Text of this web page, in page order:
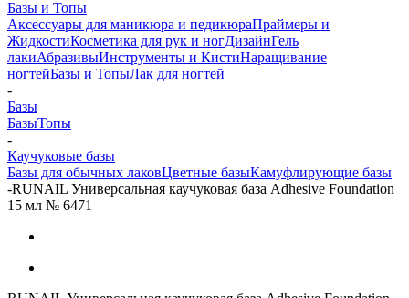
Базы и Топы
Аксессуары для маникюра и педикюраПраймеры и
ЖидкостиКосметика для рук и ногДизайнГель
лакиАбразивыИнструменты и КистиНаращивание
ногтейБазы и ТопыЛак для ногтей
-
Базы
БазыТопы
-
Каучуковые базы
Базы для обычных лаковЦветные базыКамуфлирующие базы
-RUNAIL Универсальная каучуковая база Adhesive Foundation
15 мл № 6471